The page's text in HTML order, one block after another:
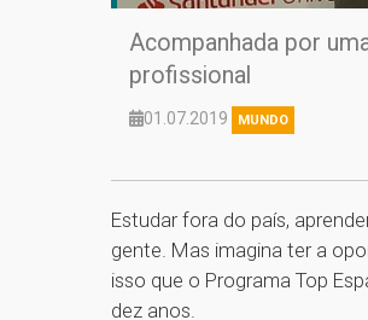
Acompanhada por
profissional
01.07.2019 MUNDO
Estudar fora do país,
gente. Mas imagina ter a
isso que o Programa Top
dez anos.